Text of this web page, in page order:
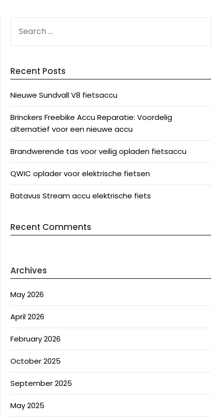
FOR:
Recent Posts
Nieuwe Sundvall V8 fietsaccu
Brinckers Freebike Accu Reparatie: Voordelig
alternatief voor een nieuwe accu
Brandwerende tas voor veilig opladen fietsaccu
QWIC oplader voor elektrische fietsen
Batavus Stream accu elektrische fiets
Recent Comments
Archives
May 2026
April 2026
February 2026
October 2025
September 2025
May 2025